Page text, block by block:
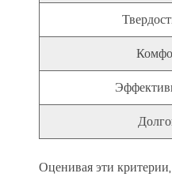
Оценивая эти